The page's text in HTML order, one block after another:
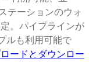
テーションのウォ
。パイプラインが
ルも利用可能で
ードとダウンロー